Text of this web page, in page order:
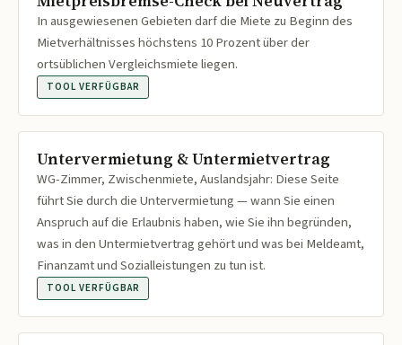
In ausgewiesenen Gebieten darf die Miete zu Beginn des
Mietverhältnisses höchstens 10 Prozent über der
ortsüblichen Vergleichsmiete liegen.
TOOL VERFÜGBAR
Untervermietung & Untermietvertrag
WG-Zimmer, Zwischenmiete, Auslandsjahr: Diese Seite
führt Sie durch die Untervermietung — wann Sie einen
Anspruch auf die Erlaubnis haben, wie Sie ihn begründen,
was in den Untermietvertrag gehört und was bei Meldeamt,
Finanzamt und Sozialleistungen zu tun ist.
TOOL VERFÜGBAR